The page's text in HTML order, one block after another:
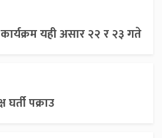
कार्यक्रम यही असार २२ र २३ गते
पक्राउ